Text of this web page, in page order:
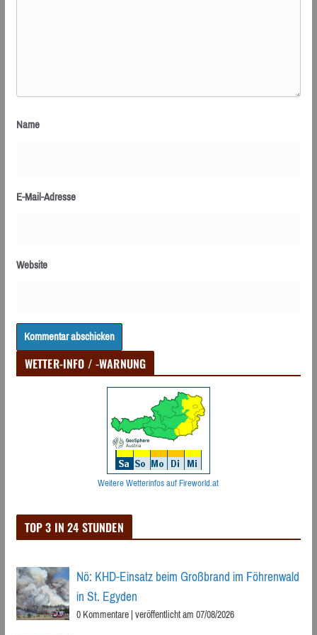
Name
E-Mail-Adresse
Website
WETTER-INFO / -WARNUNG
Weitere Wetterinfos auf Fireworld.at
TOP 3 IN 24 STUNDEN
Nö: KHD-Einsatz beim Großbrand im Föhrenwald
in St. Egyden
0 Kommentare|veröffentlicht am 07/08/2026